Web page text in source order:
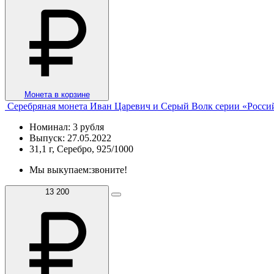
Монета в корзине
Серебряная монета Иван Царевич и Серый Волк серии
Номинал: 3 рубля
Выпуск: 27.05.2022
31,1 г, Серебро, 925/1000
Мы выкупаем:звоните!
13 200